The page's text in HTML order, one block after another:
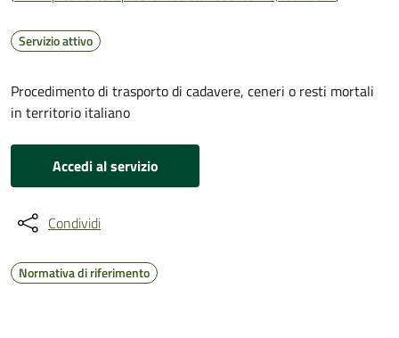
Servizio attivo
Procedimento di trasporto di cadavere, ceneri o resti mortali
in territorio italiano
Accedi al servizio
Condividi
Normativa di riferimento